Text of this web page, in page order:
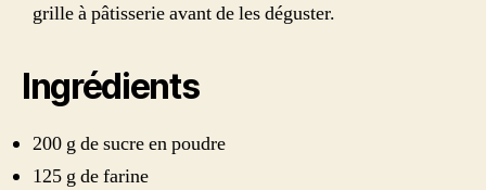
grille à pâtisserie avant de les déguster.
Ingrédients
200 g de sucre en poudre
125 g de farine